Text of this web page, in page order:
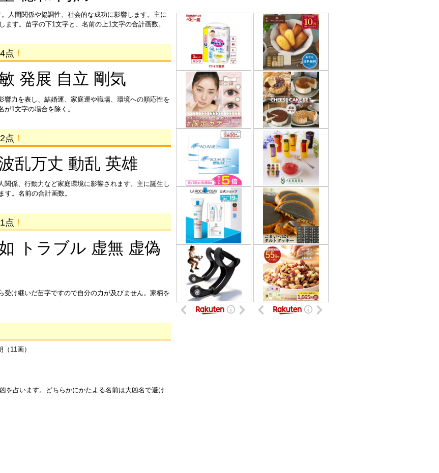
人間関係や協調性、社会的な成功に影響します。主に
す。苗字の下1文字と、名前の上1文字の合計画数。
4点 ！
発展 自立 剛気
力を表し、結婚運、家庭運や職場、環境への順応性を
1文字の場合を除く。
2点 ！
乱万丈 動乱 英雄
係、行動力など家庭環境に影響されます。主に誕生し
。名前の合計画数。
1点 ！
トラブル 虚無 虚偽
け継いだ苗字ですので自分の力が及びません。家柄を
11画）
を占います。どちらかにかたよる名前は大凶名で避け